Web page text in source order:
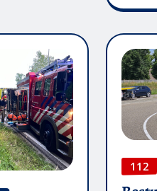
112